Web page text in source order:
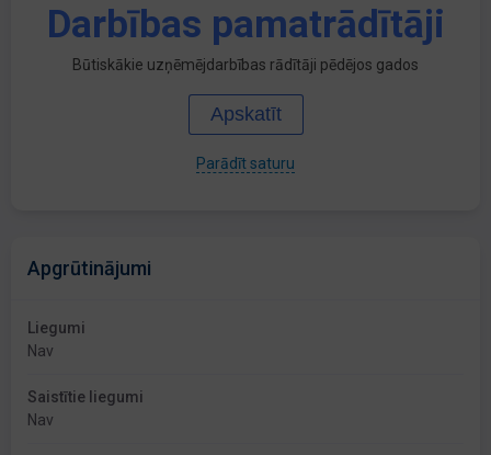
Darbības pamatrādītāji
Būtiskākie uzņēmējdarbības rādītāji pēdējos gados
Apskatīt
Parādīt saturu
Apgrūtinājumi
Liegumi
Nav
Saistītie liegumi
Nav